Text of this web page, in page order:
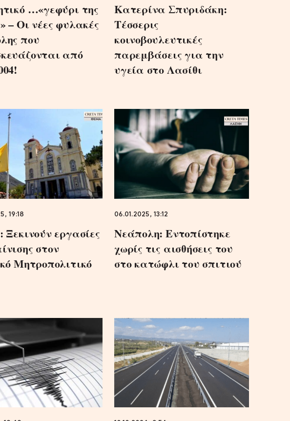
…«γεφύρι της
– Οι νέες φυλακές
που
από
Κατερίνα Σπυριδάκη:
Τέσσερις
κοινοβουλευτικές
παρεμβάσεις για την
υγεία στο Λασίθι
19:18
εργασίες
στον
Μητροπολιτικό
06.01.2025, 13:12
Νεάπολη: Εντοπίστηκε
χωρίς τις αισθήσεις του
στο κατώφλι του σπιτιού